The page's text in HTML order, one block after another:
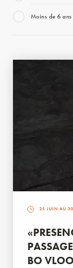
Moins de 6 ans
25 JUIN AU
BO